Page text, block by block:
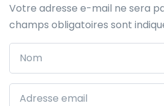
Votre adresse e-mail ne sera
champs obligatoires sont